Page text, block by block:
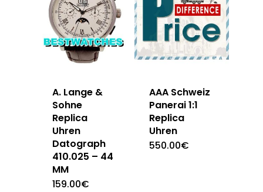
A. Lange &
Sohne
Replica
Uhren
Datograph
410.025 – 44
MM
159.00€
AAA Schweiz
Panerai 1:1
Replica
Uhren
550.00€